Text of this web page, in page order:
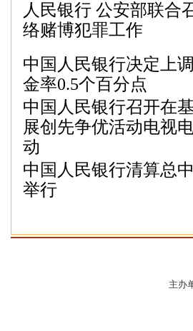
人民银行 公安部联合
络赌博犯罪工作
中国人民银行决定上
金率0.5个百分点
中国人民银行召开在
展创先争优活动电视
动
中国人民银行清算总
举行
主办